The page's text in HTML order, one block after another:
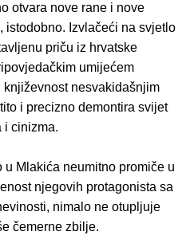
otvara nove rane i nove
istodobno. Izvlačeći na svjetlo
priču iz hrvatske
umijećem
nesvakidašnjim
i precizno demontira svijet
i cinizma.
u Mlakića neumitno promiče u
njegovih protagonista sa
nimalo ne otupljuje
čemerne zbilje.